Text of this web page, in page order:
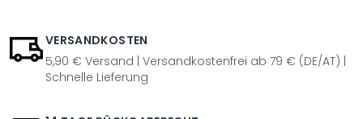
VERSANDKOSTEN
5,90 € Versand | Versandkostenfrei ab 79 € (DE/AT) |
Schnelle Lieferung